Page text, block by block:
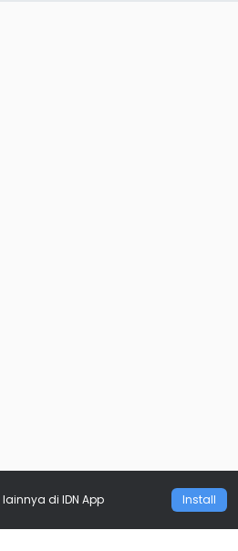
lainnya di IDN App Install